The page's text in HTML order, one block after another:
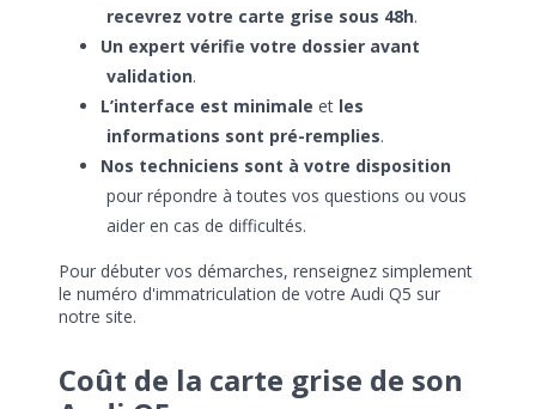
recevrez votre carte grise sous 48h.
Un expert vérifie votre dossier avant
validation.
L’interface est minimale et les
informations sont pré-remplies.
Nos techniciens sont à votre disposition
pour répondre à toutes vos questions ou vous
aider en cas de difficultés.
Pour débuter vos démarches, renseignez simplement
le numéro d'immatriculation de votre Audi Q5 sur
notre site.
Coût de la carte grise de son